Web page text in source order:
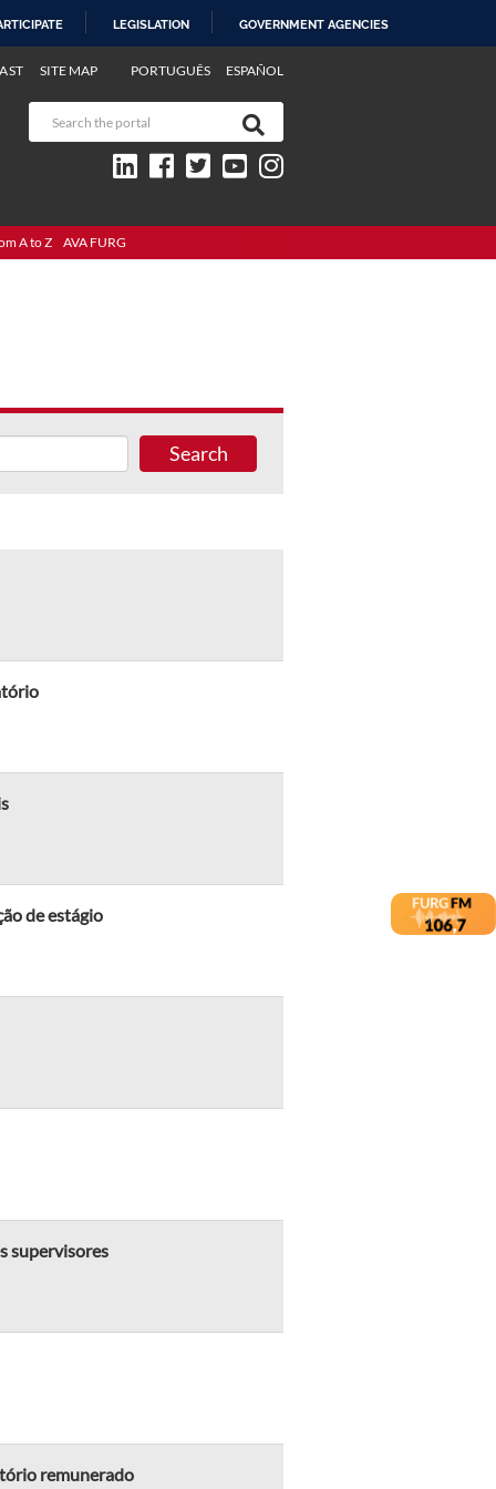
LEGISLATION GOVERNMENT AGENCIES
PORTUGUÊS ESPAÑOL
SITE MAP
A to Z AVA FURG
Search
de estágio
supervisores
remunerado